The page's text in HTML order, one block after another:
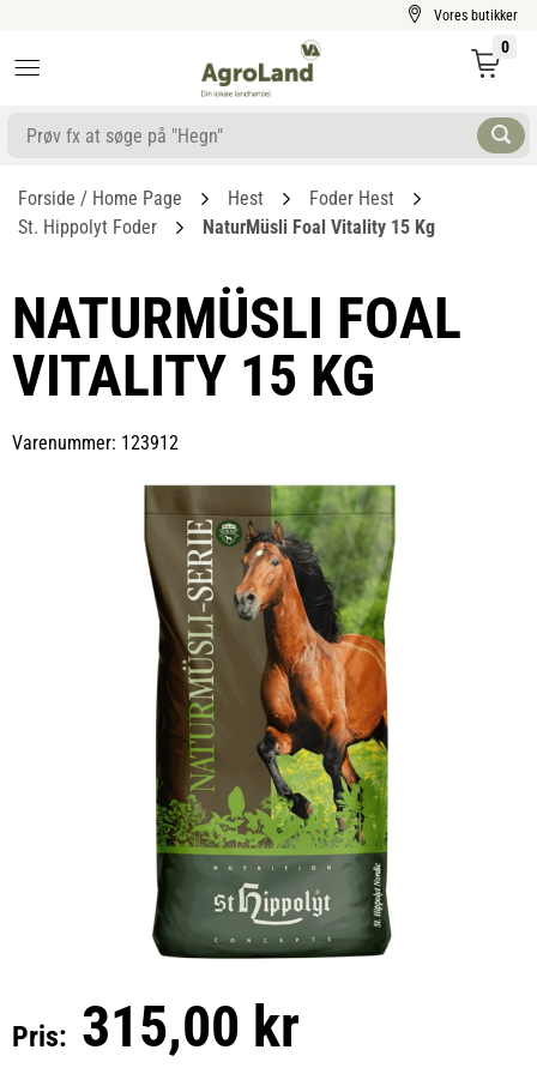
Vores butikker
0
Forside / Home Page Hest
Foder Hest
St. Hippolyt Foder
NaturMüsli Foal Vitality 15 Kg
NATURMÜSLI FOAL
VITALITY 15 KG
Varenummer: 123912
Pris: 315,00 kr